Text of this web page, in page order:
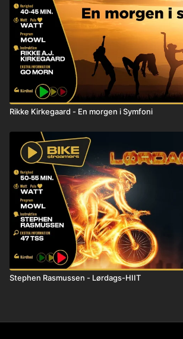
Rikke Kirkegaard - En morgen i Symfoni
Stephen Rasmussen - Lørdags-HIIT